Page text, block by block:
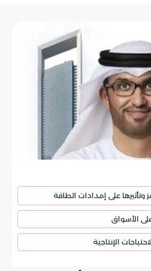
على إمدادات الطاقة
على الأسواق
الإنتاجية